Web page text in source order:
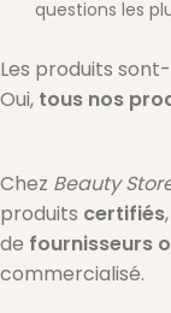
questions les
Les produits
Oui, tous nos
Chez Beauty
produits certifiés
de fournisseurs
commercialisé.